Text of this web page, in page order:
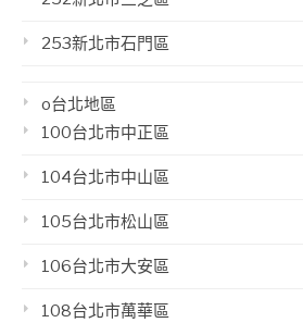
253新北市石門區
o台北地區
100台北市中正區
104台北市中山區
105台北市松山區
106台北市大安區
108台北市萬華區